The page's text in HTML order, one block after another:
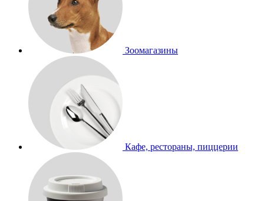
Зоомагазины
Кафе, рестораны, пиццерии